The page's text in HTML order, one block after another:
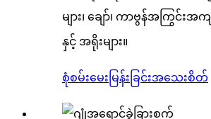
များ၊ ချော်၊ ကာဗွန်အကြွင်းအ
နှင့် အရိုးများ။
စုံစမ်းမေးမြန်းခြင်းအသေးစိတ်